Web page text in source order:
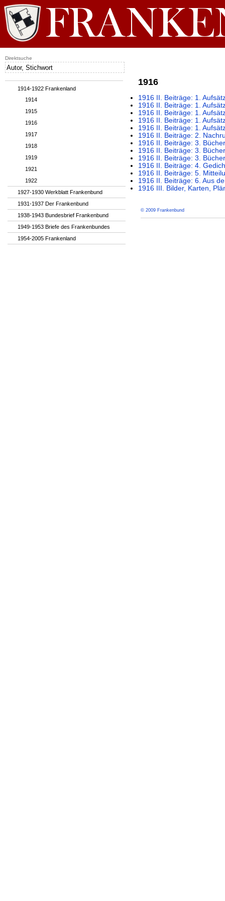
1916
1916 II. Beiträge: 1.
1916 II. Beiträge: 1.
1916 II. Beiträge: 1.
1916 II. Beiträge: 1.
1916 II. Beiträge: 1.
1916 II. Beiträge: 2.
1916 II. Beiträge: 3.
1916 II. Beiträge: 3.
1916 II. Beiträge: 3.
1916 II. Beiträge: 4.
1916 II. Beiträge: 5.
1916 II. Beiträge: 6. Aus
1916 III. Bilder, Karten,
© 2009 Frankenbund
1914-1922 Frankenland
1914
1915
1916
1917
1918
1919
1921
1922
1927-1930 Werkblatt Frankenbund
1931-1937 Der Frankenbund
1938-1943 Bundesbrief Frankenbund
1949-1953 Briefe des Frankenbundes
1954-2005 Frankenland
Direktsuche